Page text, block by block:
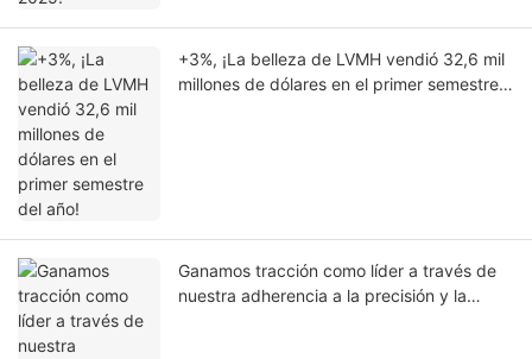
+3%, ¡La belleza de LVMH vendió 32,6 mil
millones de dólares en el primer semestre
Ganamos tracción como líder a través de
nuestra adherencia a la precisión y la